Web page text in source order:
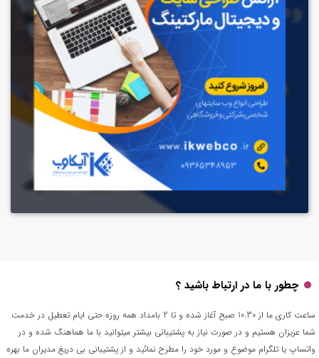
چطور با ما در ارتباط باشید ؟
ساعت کاری ما از 10.30 صبح آغاز شده و تا 2 بامداد همه روزه حتی ایام تعطیل در خدمت
شما عزیزان هستیم و در صورت نیاز به پشتیبانی بیشتر میتوانید با ما هماهنگ شده و در
واتساپ یا تلگرام موضوع و مورد خود را مطرح نمائید و از پشتیبانی بی دریغ مدیران ما بهره